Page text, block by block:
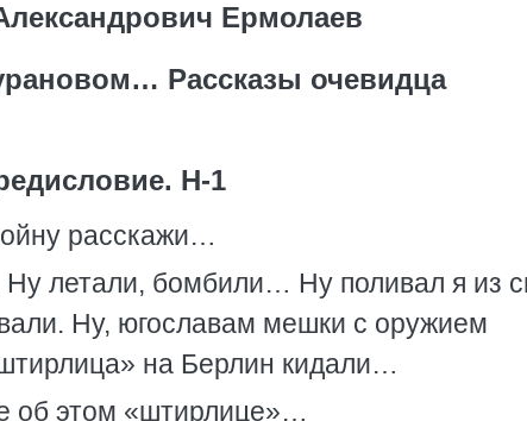
Ермолаев
Рассказы очевидца
Н-1
расскажи…
летали, бомбили… Ну поливал я из
Ну, югославам мешки с оружием
на Берлин кидали…
об этом «штирлице»…